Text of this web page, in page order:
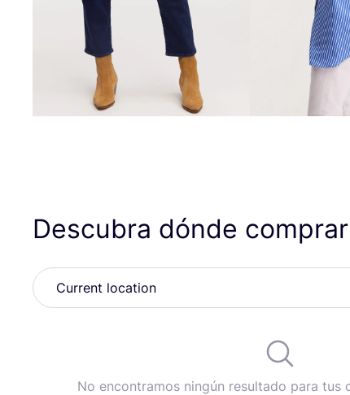
Descubra dónde
No encontramos ningún resultado para tus